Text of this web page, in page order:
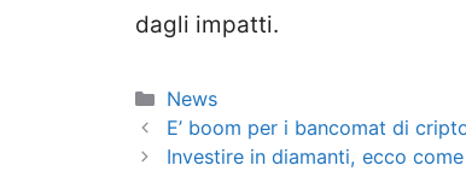
dagli impatti.
Categorie
News
E’ boom per i bancomat di
Investire in diamanti, ecco